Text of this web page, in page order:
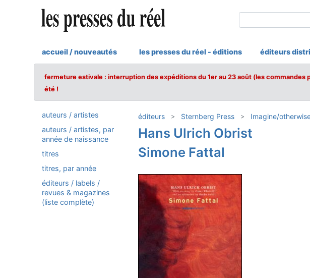
accueil / nouveautés les presses du réel - éditions éditeurs
fermeture estivale : interruption des expéditions du 1er au 23 août (les
été !
auteurs / artistes
auteurs / artistes, par
année de naissance
titres
titres, par année
éditeurs / labels /
revues & magazines
(liste complète)
éditeurs Sternberg Press Imagine/
Hans Ulrich Obrist
Simone Fattal